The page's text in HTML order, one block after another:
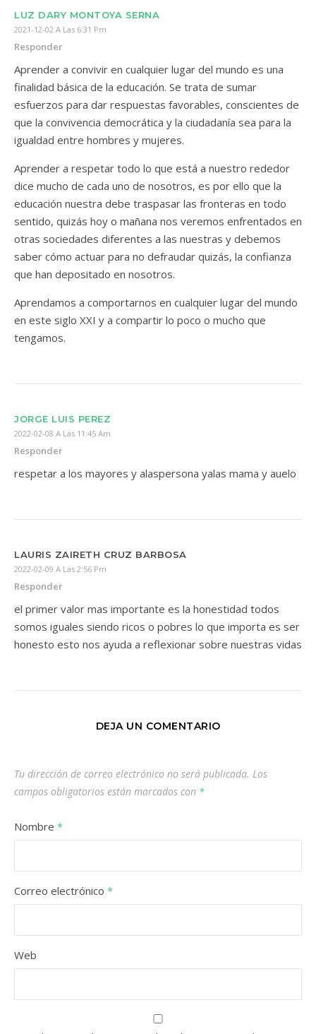
LUZ DARY MONTOYA SERNA
2021-12-02 A Las 6:31 Pm
Responder
Aprender a convivir en cualquier lugar del mundo es una
finalidad básica de la educación. Se trata de sumar
esfuerzos para dar respuestas favorables, conscientes de
que la convivencia democrática y la ciudadanía sea para la
igualdad entre hombres y mujeres.
Aprender a respetar todo lo que está a nuestro rededor
dice mucho de cada uno de nosotros, es por ello que la
educación nuestra debe traspasar las fronteras en todo
sentido, quizás hoy o mañana nos veremos enfrentados en
otras sociedades diferentes a las nuestras y debemos
saber cómo actuar para no defraudar quizás, la confianza
que han depositado en nosotros.
Aprendamos a comportarnos en cualquier lugar del mundo
en este siglo XXI y a compartir lo poco o mucho que
tengamos.
JORGE LUIS PEREZ
2022-02-08 A Las 11:45 Am
Responder
respetar a los mayores y alaspersona yalas mama y auelo
LAURIS ZAIRETH CRUZ BARBOSA
2022-02-09 A Las 2:56 Pm
Responder
el primer valor mas importante es la honestidad todos
somos iguales siendo ricos o pobres lo que importa es ser
honesto esto nos ayuda a reflexionar sobre nuestras vidas
DEJA UN COMENTARIO
Tu dirección de correo electrónico no será publicada. Los
campos obligatorios están marcados con *
Nombre *
Correo electrónico *
Web